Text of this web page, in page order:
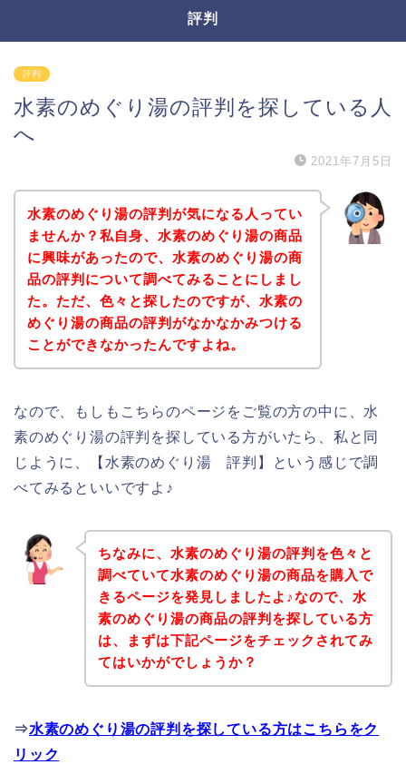
評判
評判
水素のめぐり湯の評判を探している人
へ
2021年7月5日
水素のめぐり湯の評判が気になる人ってい
ませんか？私自身、水素のめぐり湯の商品
に興味があったので、水素のめぐり湯の商
品の評判について調べてみることにしまし
た。ただ、色々と探したのですが、水素の
めぐり湯の商品の評判がなかなかみつける
ことができなかったんですよね。
なので、もしもこちらのページをご覧の方の中に、水
素のめぐり湯の評判を探している方がいたら、私と同
じように、【水素のめぐり湯 評判】という感じで調
べてみるといいですよ♪
ちなみに、水素のめぐり湯の評判を色々と
調べていて水素のめぐり湯の商品を購入で
きるページを発見しましたよ♪なので、水
素のめぐり湯の商品の評判を探している方
は、まずは下記ページをチェックされてみ
てはいかがでしょうか？
⇒水素のめぐり湯の評判を探している方はこちらをク
リック